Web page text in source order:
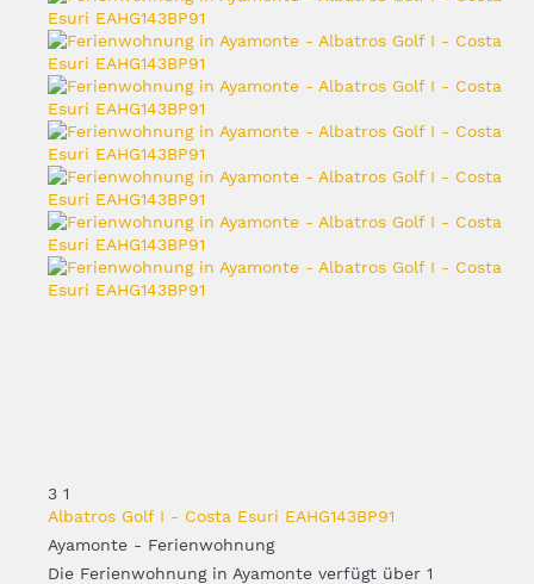
3 1
Albatros Golf I - Costa Esuri EAHG143BP91
Ayamonte - Ferienwohnung
Die Ferienwohnung in Ayamonte verfügt über 1